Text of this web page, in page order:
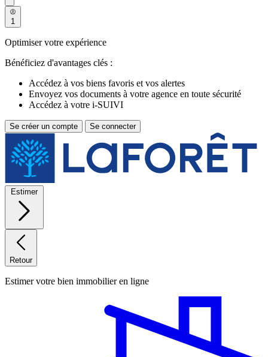
1
Optimiser votre expérience
Bénéficiez d'avantages clés :
Accédez à vos biens favoris et vos alertes
Envoyez vos documents à votre agence en toute sécurité
Accédez à votre i-SUIVI
Se créer un compte Se connecter
Estimer
Retour
Estimer votre bien immobilier en ligne